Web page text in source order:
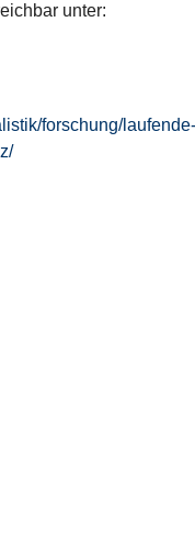
unter:
forschung/laufende-